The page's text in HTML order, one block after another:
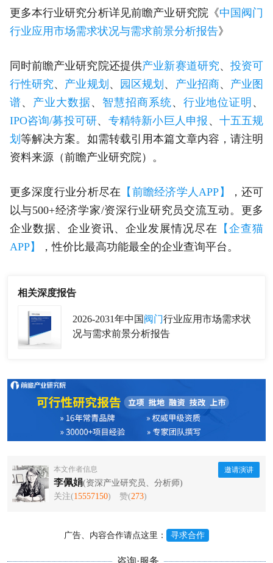
更多本行业研究分析详见前瞻产业研究院《中国阀门
行业应用市场需求状况与需求前景分析报告》
同时前瞻产业研究院还提供产业新赛道研究、投资可
行性研究、 产业规划 、 园区规划 、 产业招商、 产业图
谱、 产业大数据、 智慧招商系统、 行业地位证明 、
IPO咨询/募投可研、 专精特新小巨人申报 、 十五五规
划 等解决方案。如需转载引用本篇文章内容，请注明
资料来源（前瞻产业研究院）。
更多深度行业分析尽在 【前瞻经济学人APP】
，还可
以与500+经济学家/资深行业研究员交流互动。更多
企业数据、企业资讯、企业发展情况尽在
【企查猫
APP】
，性价比最高功能最全的企业查询平台。
相关深度报告
2026-2031年中国 阀门行业应用市场需求状
况与需求前景分析报告
本文作者信息
李佩娟(资深产业研究员、分析师)
关注(15557150) 赞(273)
邀请演讲
广告、内容合作请点这里： 寻求合作
咨询·服务